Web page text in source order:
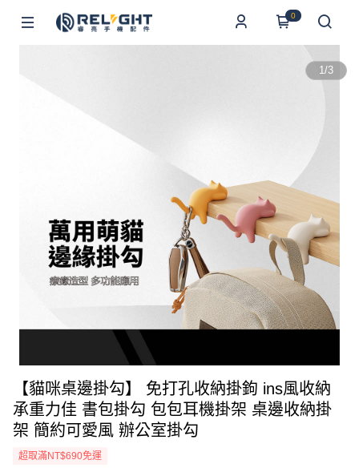
0
1/3
【貓咪桌邊掛勾】 免打孔收納掛鉤 ins風收納
承重力佳 書包掛勾 包包耳機掛架 桌邊收納掛
架 簡約可愛風 辦公室掛勾
超取滿NT$690免運